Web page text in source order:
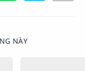
NÀY